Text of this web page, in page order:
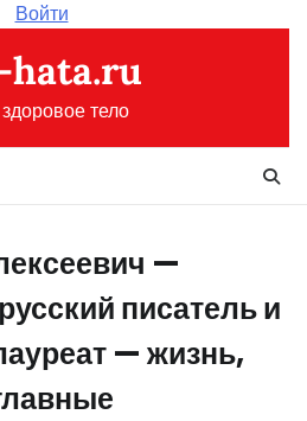
Войти
тело
—
писатель и
— жизнь,